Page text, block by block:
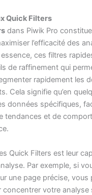
Quick Filters
dans Piwik Pro
l’efficacité des
ces filtres
de raffinement qui
rapidement les
Cela signifie qu’en
données spécifiques,
tendances et de
Quick Filters est leur
Par exemple, si
une page précise, vous
concentrer votre analyse